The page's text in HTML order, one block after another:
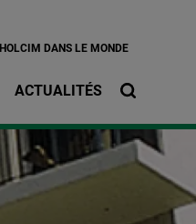
HOLCIM DANS LE MONDE
ACTUALITÉS